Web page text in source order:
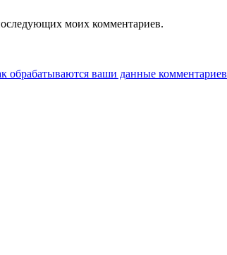
моих комментариев.
обрабатываются ваши данные комментариев